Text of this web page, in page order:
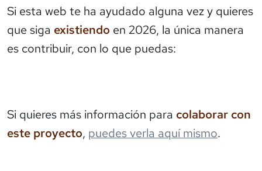
Si esta web te ha ayudado alguna vez y quieres
que siga existiendo en 2026, la única manera
es contribuir, con lo que puedas:
Si quieres más información para colaborar con
este proyecto, puedes verla aquí mismo.